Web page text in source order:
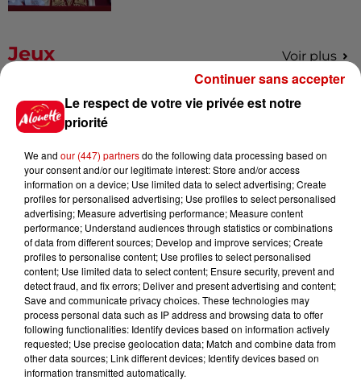
Jeux Voir plus
Gagnez vos places pour le
festival Marché Gourmand 2026
Le Duel - Gagnez vos entrées
pour l'un des zoos de nos
régions !
Destination Vacances - Gagnez
votre séjour en famille au cœur
de la...
Le respect de votre vie privée est notre
priorité
We and our (447) partnersdo the following data processing based on
your consent and/or our legitimate interest: Store and/or access
information on a device; Use limited data to select advertising; Create
profiles for personalised advertising; Use profiles to select personalised
advertising; Measure advertising performance; Measure content
performance; Understand audiences through statistics or combinations
of data from different sources; Develop and improve services; Create
profiles to personalise content; Use profiles to select personalised
content; Use limited data to select content; Ensure security, prevent and
detect fraud, and fix errors; Deliver and present advertising and content;
Save and communicate privacy choices. These technologies may
process personal data such as IP address and browsing data to offer
following functionalities: Identify devices based on information actively
requested; Use precise geolocation data; Match and combine data from
other data sources; Link different devices; Identify devices based on
information transmitted automatically.
Continuer sans accepter